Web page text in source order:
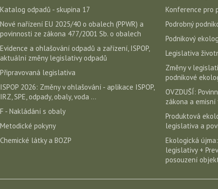
Katalog odpadů - skupina 17
Nové nařízení EU 2025/40 o obalech (PPWR) a
povinnosti ze zákona 477/2001 Sb. o obalech
Evidence a ohlašování odpadů a zařízení, ISPOP,
aktuální změny legislativy odpadů
Připravovaná legislativa
ISPOP 2026: Změny v ohlašování - aplikace ISPOP,
IRZ, SPE, odpady, obaly, voda ...
F - Nakládání s obaly
Metodické pokyny
Chemické látky a BOZP
Konference pro
Podrobný
Podnikový
Legislativa
Změny v
podnikové
OVZDUŠÍ:
zákona a emisní
Produktová
legislativa a
Ekologická
legislativy +
posouzení